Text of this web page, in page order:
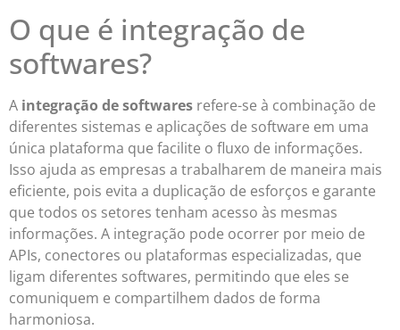
O que é integração de
softwares?
A integração de softwares refere-se à combinação de
diferentes sistemas e aplicações de software em uma
única plataforma que facilite o fluxo de informações.
Isso ajuda as empresas a trabalharem de maneira mais
eficiente, pois evita a duplicação de esforços e garante
que todos os setores tenham acesso às mesmas
informações. A integração pode ocorrer por meio de
APIs, conectores ou plataformas especializadas, que
ligam diferentes softwares, permitindo que eles se
comuniquem e compartilhem dados de forma
harmoniosa.